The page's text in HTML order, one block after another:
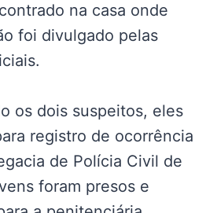
na casa onde
foi divulgado pelas
os dois suspeitos, eles
registro de ocorrência
de Polícia Civil de
foram presos e